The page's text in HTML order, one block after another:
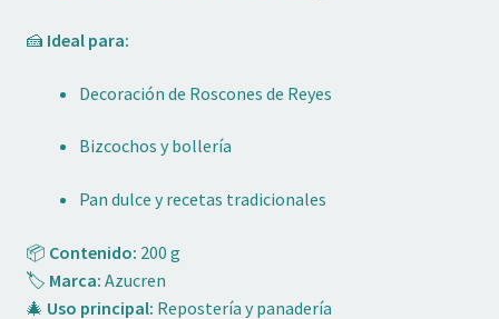
🍰 Ideal para:
Decoración de Roscones de Reyes
Bizcochos y bollería
Pan dulce y recetas tradicionales
📦 Contenido: 200 g
🏷️ Marca: Azucren
🎄 Uso principal: Repostería y panadería